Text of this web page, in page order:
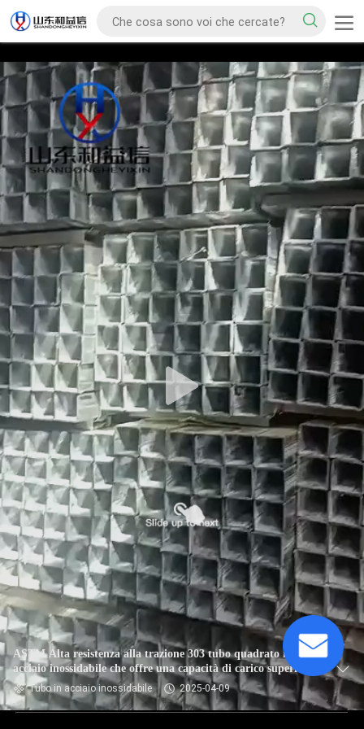
ASTM Alta resistenza alla trazione 303 tubo quadrato in
acciaio inossidabile che offre una capacità di carico superiore
Tubo in acciaio inossidabile 2025-04-09